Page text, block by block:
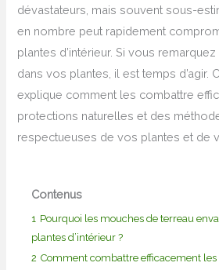
dévastateurs, mais souvent sous-
en nombre peut rapidement
plantes d’intérieur. Si vous
dans vos plantes, il est temps d’agir.
explique comment les combattre
protections naturelles et des
respectueuses de vos plantes et de
Contenus
1 Pourquoi les mouches de terreau
plantes d’intérieur ?
2 Comment combattre efficacement